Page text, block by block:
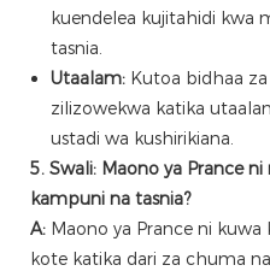
kuendelea kujitahidi kwa
tasnia.
Utaalam: Kutoa bidhaa
zilizowekwa katika
ustadi wa kushirikiana.
5. Swali: Maono ya Prance
kampuni na tasnia?
A: Maono ya Prance ni
kote katika dari za chuma